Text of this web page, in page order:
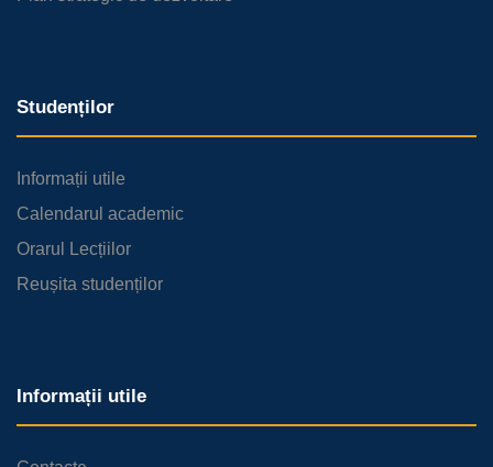
Studenților
Informații utile
Calendarul academic
Orarul Lecțiilor
Reușita studenților
Informații utile